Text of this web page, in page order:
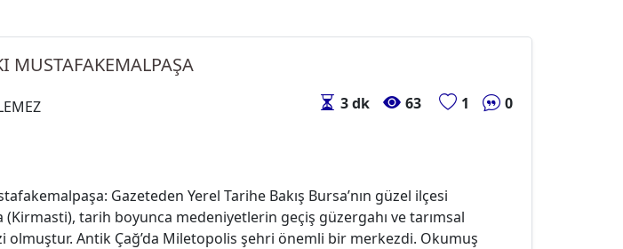
MUSTAFAKEMALPAŞA
3 dk 63 1 0
Gazeteden Yerel Tarihe Bakış Bursa’nın güzel ilçesi
tarih boyunca medeniyetlerin geçiş güzergahı ve tarımsal
olmuştur. Antik Çağ’da Miletopolis şehri önemli bir merkezdi. Okumuş